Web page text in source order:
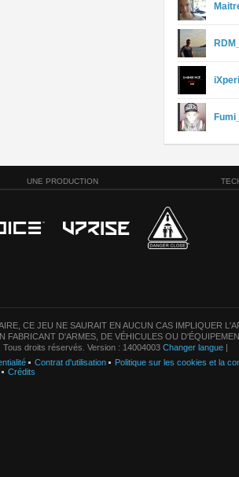
UNE PRODUCTION
CE JEU NE SAURAIT EN AUCUN CAS IMPLIQUER
FABRICANT D'ARMES, DE VÉHICULES OU
droits réservés. Version : 14004003 Changer langue |
Contrat d'utilisation
Politique sur les cookies et la
Crédits